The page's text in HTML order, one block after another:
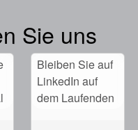
Sie uns
Bleiben Sie auf
LinkedIn auf
dem Laufenden